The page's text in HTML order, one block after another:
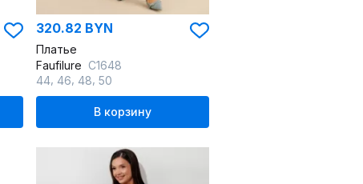
320.82 BYN
Платье
Faufilure C1648
44 46 48 50
В корзину